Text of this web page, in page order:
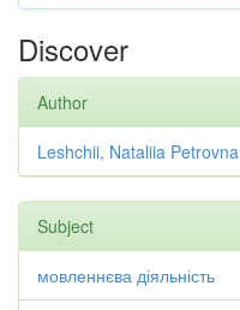
Discover
Author
Leshchii, Nataliia Petrovna
Subject
мовленнєва діяльність